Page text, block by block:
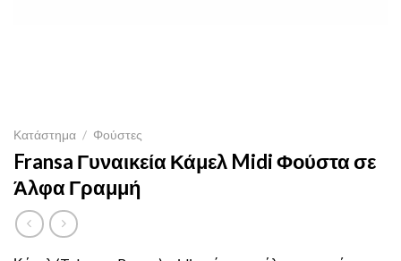
Κατάστημα / Φούστες
Fransa Γυναικεία Κάμελ Midi Φούστα σε
Άλφα Γραμμή